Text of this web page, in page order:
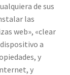
de sus
las
web», «clear
a
y
y